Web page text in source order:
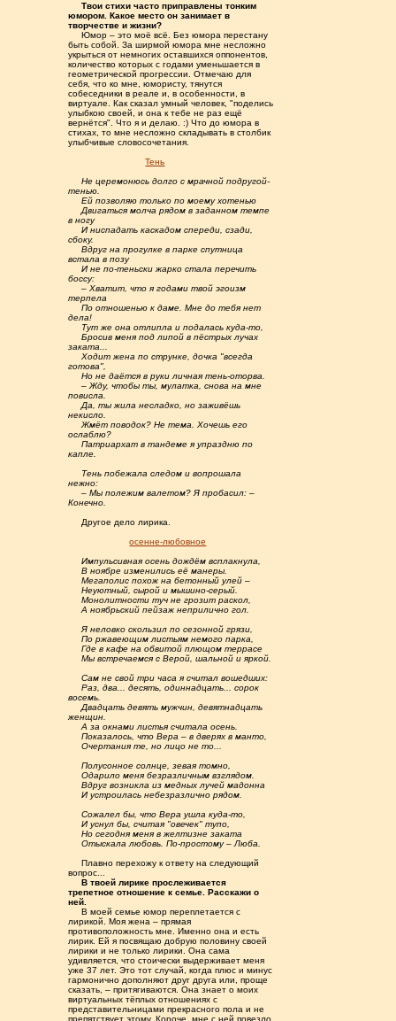
.....Твои стихи часто приправлены тонким
юмором. Какое место он занимает в
творчестве и жизни?
Юмор – это моё всё. Без юмора перестану
быть собой. За ширмой юмора мне несложно
укрыться от немногих оставшихся оппонентов,
количество которых с годами уменьшается в
геометрической прогрессии. Отмечаю для
себя, что ко мне, юмористу, тянутся
собеседники в реале и, в особенности, в
виртуале. Как сказал умный человек, "поделись
улыбкою своей, и она к тебе не раз ещё
вернётся". Что я и делаю. :) Что до юмора в
стихах, то мне несложно складывать в столбик
улыбчивые словосочетания.
.............................Тень
.....Не церемонюсь долго с мрачной подругой-
тенью.
.....Ей позволяю только по моему хотенью
.....Двигаться молча рядом в заданном темпе
в ногу
.....И ниспадать каскадом спереди, сзади,
сбоку.
.....Вдруг на прогулке в парке спутница
встала в позу
.....И не по-теньски жарко стала перечить
боссу:
.....– Хватит, что я годами твой эгоизм
терпела
.....По отношенью к даме. Мне до тебя нет
дела!
Тут же она отлипла и подалась куда-то,
.....Бросив меня под липой в пёстрых лучах
заката...
.....Ходит жена по струнке, дочка "всегда
готова",
.....Но не даётся в руки личная тень-оторва.
.....– Жду, чтобы ты, мулатка, снова на мне
повисла.
.....Да, ты жила несладко, но заживёшь
некисло.
.....Жмёт поводок? Не тема. Хочешь его
ослаблю?
.....Патриархат в тандеме я упраздню по
капле.
Тень побежала следом и вопрошала
нежно:
.....– Мы полежим валетом? Я пробасил: –
Конечно.
.....Другое дело лирика.
.......................осенне-любовное
.....Импульсивная осень дождём всплакнула,
.....В ноябре изменились её манеры.
.....Мегаполис похож на бетонный улей –
.....Неуютный, сырой и мышино-серый.
.....Монолитности туч не грозит раскол,
.....А ноябрьский пейзаж неприлично гол.
.....Я неловко скользил по сезонной грязи,
.....По ржавеющим листьям немого парка,
.....Где в кафе на обвитой плющом террасе
.....Мы встречаемся с Верой, шальной и яркой.
.....Сам не свой три часа я считал вошедших:
.....Раз, два... десять, одиннадцать... сорок
восемь.
.....Двадцать девять мужчин, девятнадцать
женщин.
.....А за окнами листья считала осень.
.....Показалось, что Вера – в дверях в манто,
.....Очертания те, но лицо не то...
.....Полусонное солнце, зевая томно,
.....Одарило меня безразличным взглядом.
.....Вдруг возникла из медных лучей мадонна
.....И устроилась небезразлично рядом.
.....Сожалел бы, что Вера ушла куда-то,
.....И уснул бы, считая "овечек" тупо,
.....Но сегодня меня в желтизне заката
.....Отыскала любовь. По-простому – Люба.
Плавно перехожу к ответу на следующий
вопрос...
В твоей лирике прослеживается
трепетное отношение к семье. Расскажи о
ней.
В моей семье юмор переплетается с
лирикой. Моя жена – прямая
противоположность мне. Именно она и есть
лирик. Ей я посвящаю добрую половину своей
лирики и не только лирики. Она сама
удивляется, что стоически выдерживает меня
уже 37 лет. Это тот случай, когда плюс и минус
гармонично дополняют друг друга или, проще
сказать, – притягиваются. Она знает о моих
виртуальных тёплых отношениях с
представительницами прекрасного пола и не